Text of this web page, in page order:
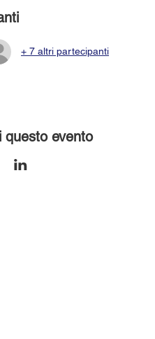
+ 7 altri partecipanti
questo evento